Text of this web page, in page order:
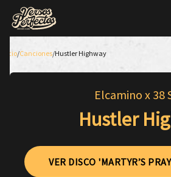
Inicio/Canciones/Hustler Highway
Elcamino x 38
Hustler
VER DISCO 'MARTYR’S